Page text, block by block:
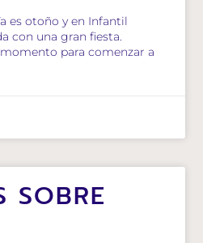
es otoño y en Infantil
con una gran fiesta.
para comenzar a
SOBRE